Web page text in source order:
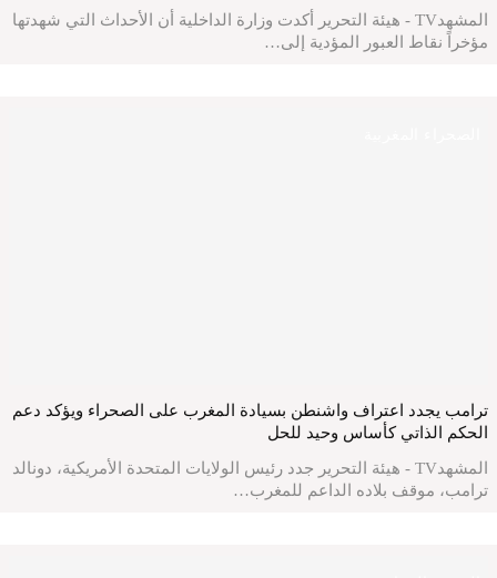
المشهدTV - هيئة التحرير أكدت وزارة الداخلية أن الأحداث التي شهدتها
مؤخراً نقاط العبور المؤدية إلى…
ترامب يجدد اعتراف واشنطن بسيادة المغرب على الصحراء ويؤكد دعم
الحكم الذاتي كأساس وحيد للحل
المشهدTV - هيئة التحرير جدد رئيس الولايات المتحدة الأمريكية، دونالد
ترامب، موقف بلاده الداعم للمغرب…